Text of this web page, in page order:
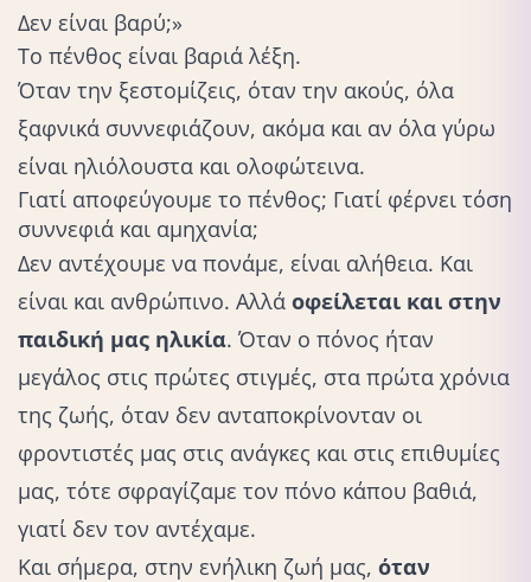
Δεν είναι βαρύ;»
Το πένθος είναι βαριά λέξη.
Όταν την ξεστομίζεις, όταν την ακούς, όλα
ξαφνικά συννεφιάζουν, ακόμα και αν όλα γύρω
είναι ηλιόλουστα και ολοφώτεινα.
Γιατί αποφεύγουμε το πένθος; Γιατί φέρνει τόση
συννεφιά και αμηχανία;
Δεν αντέχουμε να πονάμε, είναι αλήθεια. Και
είναι και ανθρώπινο. Αλλά οφείλεται και στην
παιδική μας ηλικία. Όταν ο πόνος ήταν
μεγάλος στις πρώτες στιγμές, στα πρώτα χρόνια
της ζωής, όταν δεν ανταποκρίνονταν οι
φροντιστές μας στις ανάγκες και στις επιθυμίες
μας, τότε σφραγίζαμε τον πόνο κάπου βαθιά,
γιατί δεν τον αντέχαμε.
Και σήμερα, στην ενήλικη ζωή μας, όταν